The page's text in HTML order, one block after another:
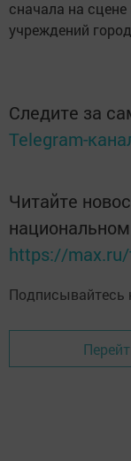
сначала на
учреждений
Следите за
Telegram-
Читайте
https://
Подписывайтесь